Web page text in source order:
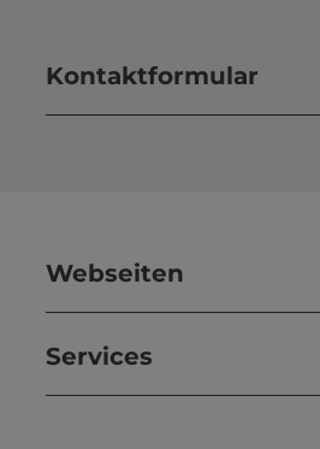
Kontaktformular
Webseiten
Services